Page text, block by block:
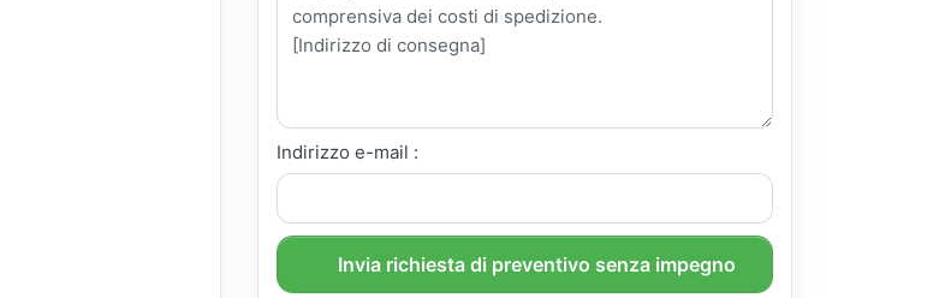
Indirizzo e-mail :
Invia richiesta di preventivo senza impegno